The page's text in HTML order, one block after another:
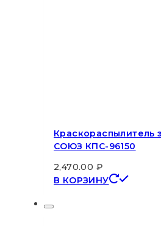
Краскораспылитель
СОЮЗ КПС-96150
2,470.00 ₽
В КОРЗИНУ